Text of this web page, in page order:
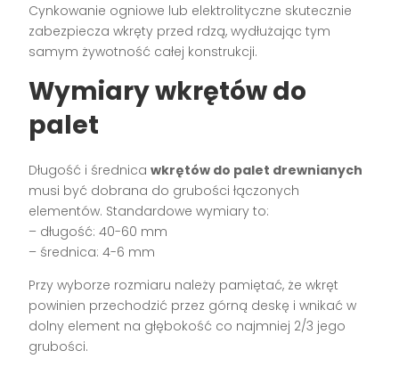
Cynkowanie ogniowe lub elektrolityczne skutecznie
zabezpiecza wkręty przed rdzą, wydłużając tym
samym żywotność całej konstrukcji.
Wymiary wkrętów do
palet
Długość i średnicawkrętów do palet drewnianych
musi być dobrana do grubości łączonych
elementów. Standardowe wymiary to:
– długość: 40-60 mm
– średnica: 4-6 mm
Przy wyborze rozmiaru należy pamiętać, że wkręt
powinien przechodzić przez górną deskę i wnikać w
dolny element na głębokość co najmniej 2/3 jego
grubości.